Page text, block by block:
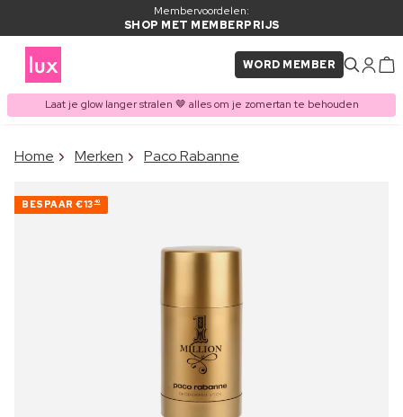
Membervoordelen:
SHOP MET MEMBERPRIJS
WORD MEMBER
Laat je glow langer stralen 🤎 alles om je zomertan te behouden
ITEM TOEGEVOEGD AAN
Home Merken Paco Rabanne
BESPAAR €13 40